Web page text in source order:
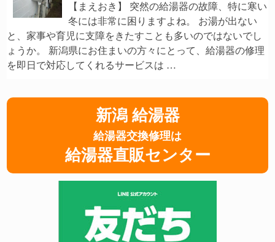
【まえおき】 突然の給湯器の故障、特に寒い
冬には非常に困りますよね。 お湯が出ない
と、家事や育児に支障をきたすことも多いのではないでし
ょうか。 新潟県にお住まいの方々にとって、給湯器の修理
を即日で対応してくれるサービスは …
新潟 給湯器
給湯器交換修理は
給湯器直販センター